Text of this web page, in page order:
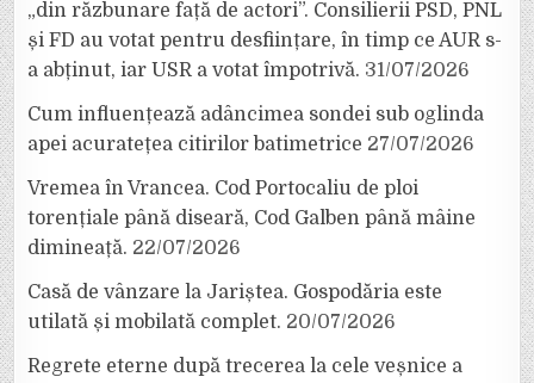
„din răzbunare față de actori”. Consilierii PSD, PNL
și FD au votat pentru desființare, în timp ce AUR s-
a abținut, iar USR a votat împotrivă. 31/07/2026
Cum influențează adâncimea sondei sub oglinda
apei acuratețea citirilor batimetrice 27/07/2026
Vremea în Vrancea. Cod Portocaliu de ploi
torențiale până diseară, Cod Galben până mâine
dimineață. 22/07/2026
Casă de vânzare la Jariștea. Gospodăria este
utilată și mobilată complet. 20/07/2026
Regrete eterne după trecerea la cele veșnice a